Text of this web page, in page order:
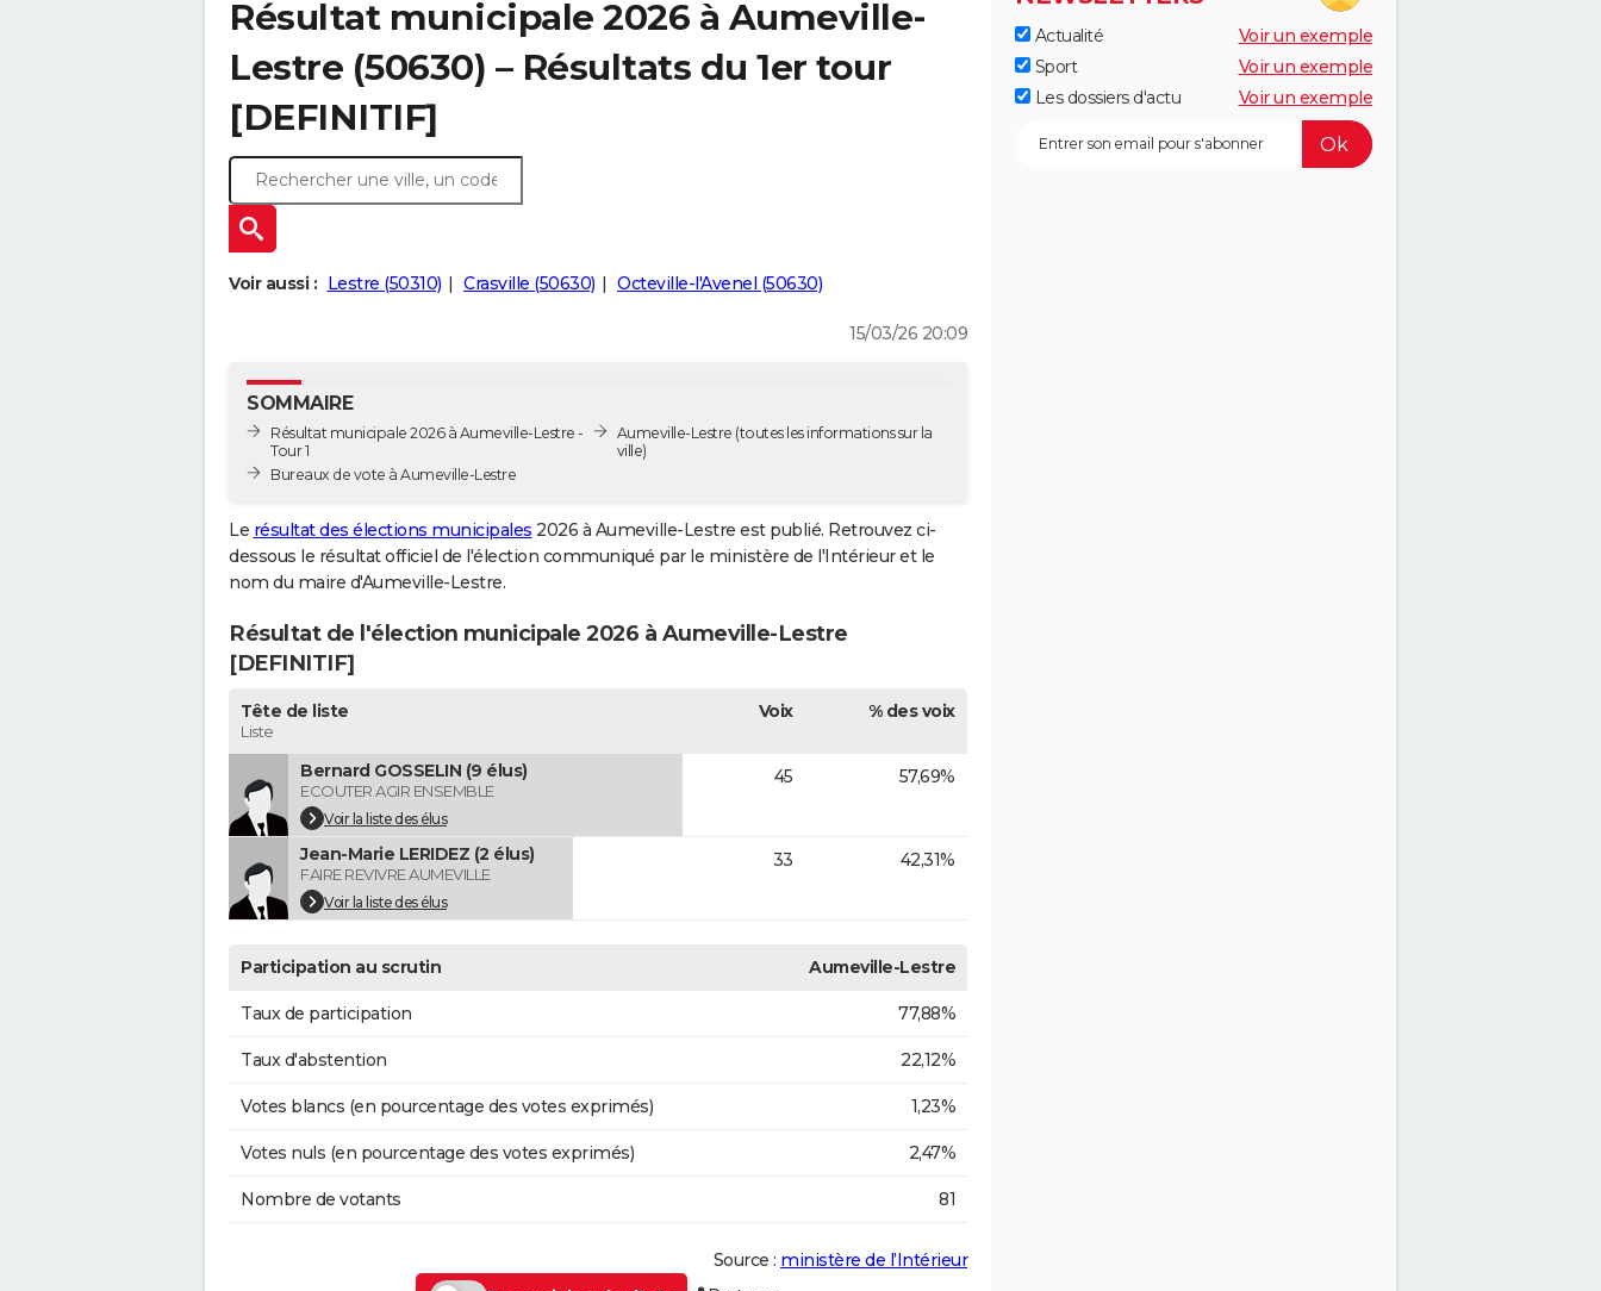
Résultat municipale 2026 à Aumeville-
Lestre (50630) – Résultats du 1er tour
[DEFINITIF]
Voir aussi : Lestre (50310) Crasville (50630) Octeville-l'Avenel (50630)
15/03/26 20:09
SOMMAIRE
Résultat municipale 2026 à Aumeville-Lestre -
Tour 1
Bureaux de vote à Aumeville-Lestre
Aumeville-Lestre (toutes les informations sur la
ville)
Le résultat des élections municipales 2026 à Aumeville-Lestre est publié. Retrouvez ci-
dessous le résultat officiel de l'élection communiqué par le ministère de l'Intérieur et le
nom du maire d'Aumeville-Lestre.
Résultat de l'élection municipale 2026 à Aumeville-Lestre
[DEFINITIF]
Tête de liste
Liste
Voix % des voix
Bernard GOSSELIN (9 élus)
ECOUTER AGIR ENSEMBLE
Voir la liste des élus
45 57,69%
Jean-Marie LERIDEZ (2 élus)
FAIRE REVIVRE AUMEVILLE
Voir la liste des élus
33 42,31%
Participation au scrutin Aumeville-Lestre
Taux de participation 77,88%
Taux d'abstention 22,12%
Votes blancs (en pourcentage des votes exprimés) 1,23%
Votes nuls (en pourcentage des votes exprimés) 2,47%
Nombre de votants 81
Source : ministère de l’Intérieur
Actualité
Voir un exemple
Sport
Voir un exemple
Les dossiers d'actu
Voir un exemple